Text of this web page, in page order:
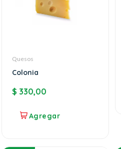
Quesos
Colonia
$ 330,00